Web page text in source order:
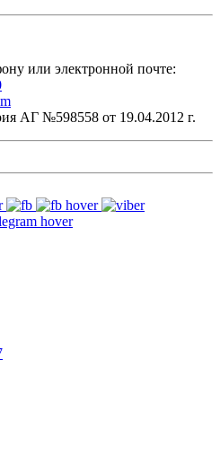
или электронной почте:
АГ №598558 от 19.04.2012 г.